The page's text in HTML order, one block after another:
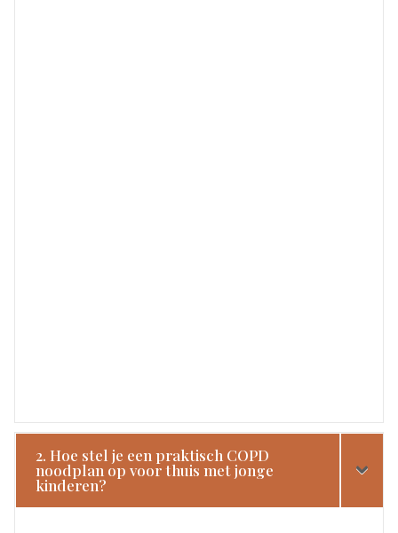
2. Hoe stel je een praktisch COPD
noodplan op voor thuis met jonge
kinderen?